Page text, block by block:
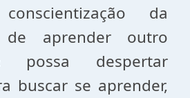
da
de aprender outro
possa despertar
buscar se aprender,